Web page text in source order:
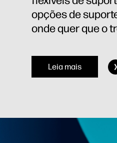
opções de
onde quer que o
Leia mais